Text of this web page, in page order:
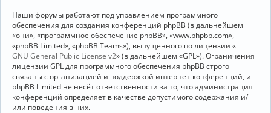
Наши форумы работают под управлением программного
обеспечения для создания конференций phpBB (в дальнейшем
«они», «программное обеспечение phpBB», «www.phpbb.com»,
«phpBB Limited», «phpBB Teams»), выпущенного по лицензии «
GNU General Public License v2» (в дальнейшем «GPL»). Ограничения
лицензии GPL для программного обеспечения phpBB строго
связаны с организацией и поддержкой интернет-конференций, и
phpBB Limited не несёт ответственности за то, что администрация
конференций определяет в качестве допустимого содержания и/
или поведения в них.